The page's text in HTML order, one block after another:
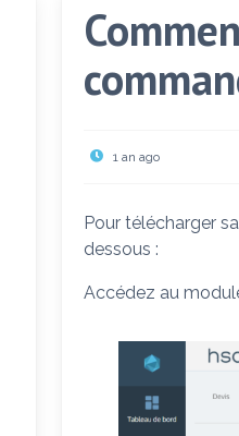
1 an ago
Pour télécharger
dessous :
Accédez au